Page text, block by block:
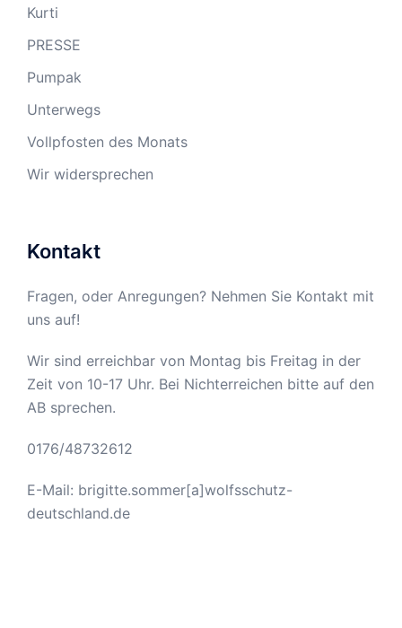
Kurti
PRESSE
Pumpak
Unterwegs
Vollpfosten des Monats
Wir widersprechen
Kontakt
Fragen, oder Anregungen? Nehmen Sie Kontakt mit
uns auf!
Wir sind erreichbar von Montag bis Freitag in der
Zeit von 10-17 Uhr. Bei Nichterreichen bitte auf den
AB sprechen.
0176/48732612
E-Mail: brigitte.sommer[a]wolfsschutz-
deutschland.de